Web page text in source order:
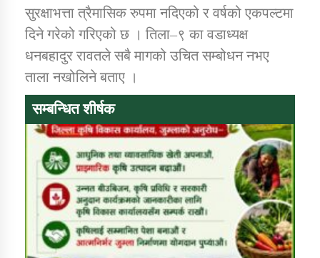
तातोपानी गाउँपालिका जुम्लाको सूचना
सुरक्षाभत्ता त्रैमासिक रुपमा नदिएको र वर्षको एकपल्टमा
दिने गरेको गरिएको छ । तिला–९ का वडाध्यक्ष
धनबहादुर रावतले सबै मागको उचित सम्बोधन नभए
ताला नखोलिने बताए ।
सम्बन्धित शीर्षक